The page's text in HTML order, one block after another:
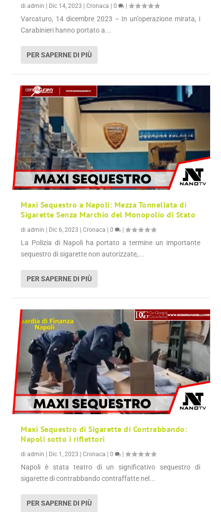
diadmin | Dic 14, 2023 |Cronaca |0 |
Varcaturo, 14 dicembre 2023 – In un’operazione mirata, i
Carabinieri hanno portato a...
PER SAPERNE DI PIÙ
Maxi Sequestro a Napoli: Mezza Tonnellata di
Sigarette Senza Marchio del Monopolio di Stato
diadmin Dic 6, 2023 |Cronaca |0 |
La Polizia di Napoli ha portato a termine un importante
sequestro di sigarette non autorizzate,...
PER SAPERNE DI PIÙ
Maxi Sequestro di Sigarette di Contrabbando:
Napoli sotto i riflettori
diadmin Dic 1, 2023 |Cronaca |0 |
Napoli è stata teatro di un significativo sequestro di
sigarette di contrabbando contraffatte nel...
PER SAPERNE DI PIÙ